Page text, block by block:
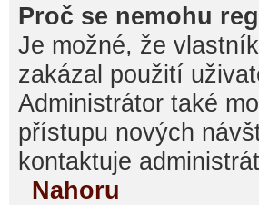
Proč se nemohu
Je možné, že
zakázal použití
Administrátor také
přístupu nových
kontaktuje
Nahoru